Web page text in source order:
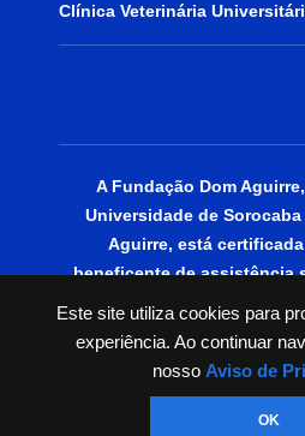
Este site utiliza cookies para
experiência. Ao continuar
nosso Aviso de
OK
Clínica Veterinária
A Fundação Dom
Universidade de
Aguirre, está
beneficente de assistência
© 2025 | Todos os